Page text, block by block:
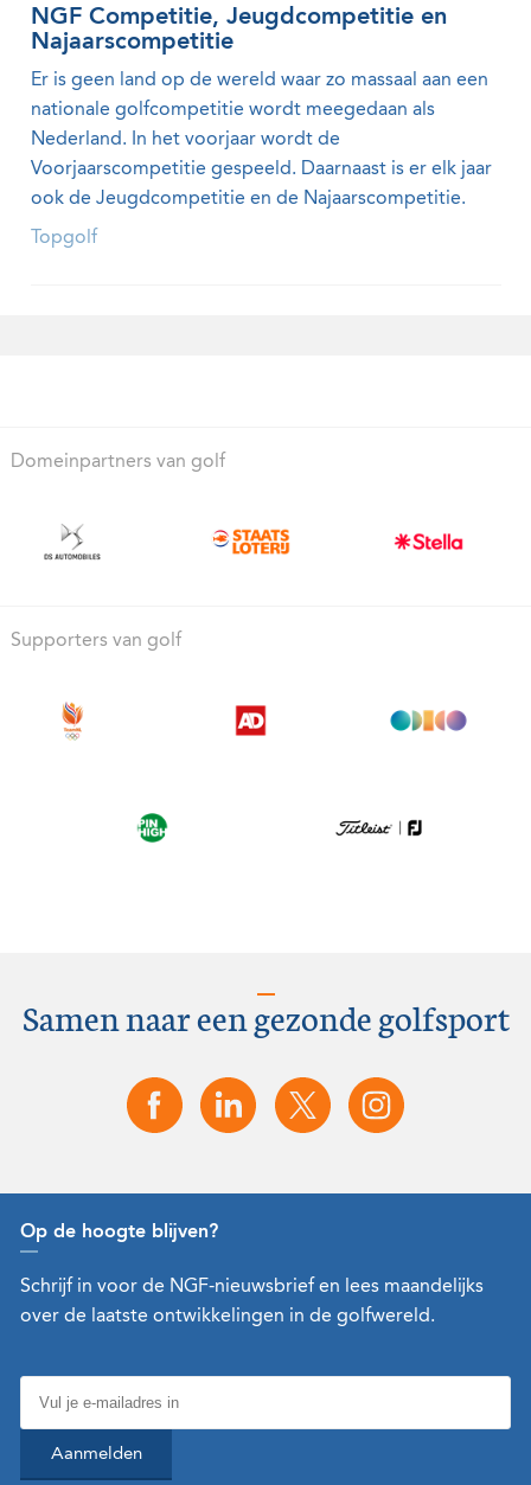
NGF Competitie, Jeugdcompetitie en
Najaarscompetitie
Er is geen land op de wereld waar zo massaal aan een
nationale golfcompetitie wordt meegedaan als
Nederland. In het voorjaar wordt de
Voorjaarscompetitie gespeeld. Daarnaast is er elk jaar
ook de Jeugdcompetitie en de Najaarscompetitie.
Topgolf
Domeinpartners van golf
Supporters van golf
Samen naar een gezonde golfsport
Op de hoogte blijven?
Schrijf in voor de NGF-nieuwsbrief en lees maandelijks
over de laatste ontwikkelingen in de golfwereld.
Aanmelden